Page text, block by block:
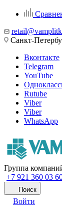
Санкт-
Вконтакте
Telegram
YouTube
Rutube
Viber
Viber
WhatsApp
Группа
+7 921 360 03
Поиск
Войти